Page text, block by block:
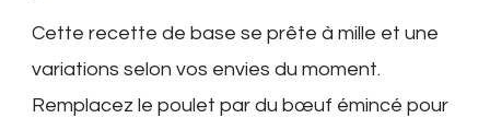
Cette recette de base se prête à mille et une
variations selon vos envies du moment.
Remplacez le poulet par du bœuf émincé pour